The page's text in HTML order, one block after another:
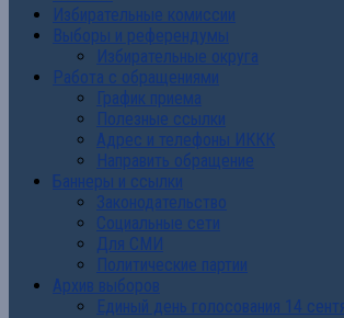
Избирательные комиссии
Выборы и референдумы
Избирательные округа
Работа с обращениями
График приема
Полезные ссылки
Адрес и телефоны ИККК
Направить обращение
Баннеры и ссылки
Законодательство
Социальные сети
Для СМИ
Политические партии
Архив выборов
Единый день голосования 14